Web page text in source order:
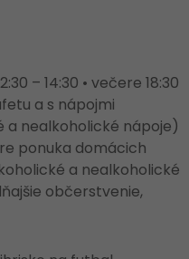
– 14:30 • večere 18:30
a s nápojmi
a nealkoholické nápoje)
ponuka domácich
a nealkoholické
občerstvenie,